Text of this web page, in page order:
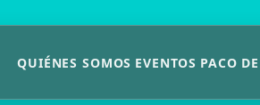
QUIÉNES SOMOS EVENTOS PACO